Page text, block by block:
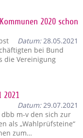
2020 schon
Datum:28.05.2021
bei Bund
die Vereinigung
2021
Datum:29.07.2021
m-v den sich zur
als „Wahlprüfsteine“
zum…